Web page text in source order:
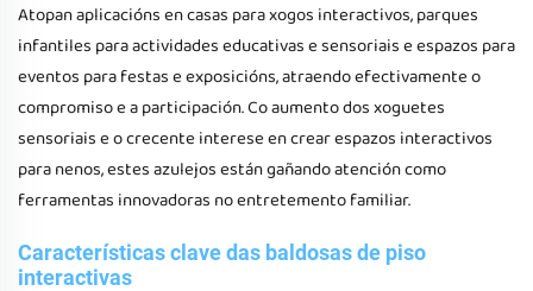
Atopan aplicacións en casas para xogos interactivos, parques
infantiles para actividades educativas e sensoriais e espazos para
eventos para festas e exposicións, atraendo efectivamente o
compromiso e a participación. Co aumento dos xoguetes
sensoriais e o crecente interese en crear espazos interactivos
para nenos, estes azulejos están gañando atención como
ferramentas innovadoras no entretemento familiar.
Características clave das baldosas de piso
interactivas